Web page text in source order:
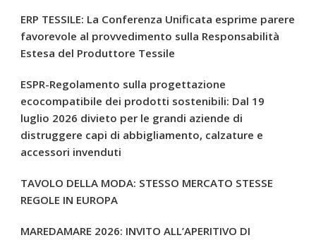
ERP TESSILE: La Conferenza Unificata esprime parere
favorevole al provvedimento sulla Responsabilità
Estesa del Produttore Tessile
ESPR-Regolamento sulla progettazione
ecocompatibile dei prodotti sostenibili: Dal 19
luglio 2026 divieto per le grandi aziende di
distruggere capi di abbigliamento, calzature e
accessori invenduti
TAVOLO DELLA MODA: STESSO MERCATO STESSE
REGOLE IN EUROPA
MAREDAMARE 2026: INVITO ALL’APERITIVO DI